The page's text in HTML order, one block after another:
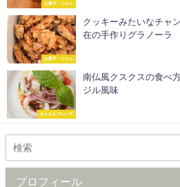
お菓子・ジャム
お菓子・ジャム
クッキーみたいなチャ
在の手作りグラノーラ
かんたんフレンチ
南仏風クスクスの食
ジル風味
プロフィール